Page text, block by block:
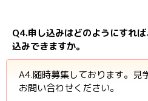
Q4.申し込みはどのようにすれ
込みできますか。
A4.随時募集しております。見
お問い合わせください。